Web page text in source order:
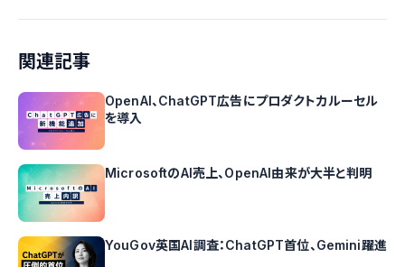
関連記事
OpenAI、ChatGPT広告にプロダクトカルーセル
を導入
MicrosoftのAI売上、OpenAI由来が大半と判明
YouGov英国AI調査：ChatGPT首位、Gemini躍進